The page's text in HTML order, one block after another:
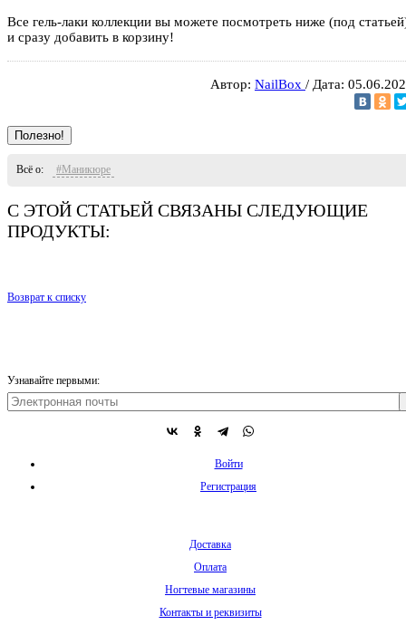
Все гель-лаки коллекции вы можете посмотреть ниже (под
и сразу добавить в корзину!
Автор: NailBox / Дата:
Полезно!
Всё о: #Маникюре
С ЭТОЙ СТАТЬЕЙ СВЯЗАНЫ СЛЕДУЮЩИЕ
ПРОДУКТЫ:
Возврат к списку
Узнавайте первыми:
Войти
Регистрация
Доставка
Оплата
Ногтевые магазины
Контакты и реквизиты